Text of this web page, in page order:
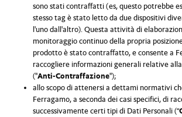
sono stati contraffatti (es, questo potrebbe
stesso tag è stato letto da due dispositivi
l'uno dall'altro). Questa attività di
monitoraggio continuo della propria
prodotto è stato contraffatto, e consente a
raccogliere informazioni generali relative
("Anti-Contraffazione");
allo scopo di attenersi a dettami normativi
Ferragamo, a seconda dei casi specifici, di
successivamente certi tipi di Dati Personali (“